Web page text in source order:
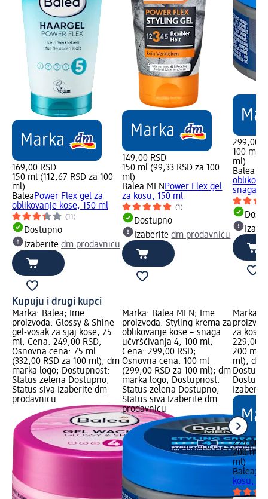
169,00 RSD
150 ml (112,67 RSD za 100
ml)
BaleaPower Flex gel za
oblikovanje kose, 150 ml
(11)
Dostupno
Izaberite dm prodavnicu
149,00 RSD
150 ml (99,33 RSD za 100
ml)
Balea MEN Power Flex gel
za kosu, 150 ml
(1)
Dostupno
Izaberitedm prodavnicu
299,00
100 ml
ml)
Balea
Kupuju i drugi kupci
Marka: Balea; Ime
proizvoda: Glossy & Shine
gel-vosak za sjaj kose, 75
ml; Cena: 249,00 RSD;
Osnovna cena: 75 ml
(332,00 RSD za 100 ml); dm
marka logo; Dostupnost:
Status zelena Dostupno,
Status siva Izaberite dm
prodavnicu
Marka: Balea MEN; Ime
proizvoda: Styling krema za
oblikovanje kose – snaga
učvršćivanja 4, 100 ml;
Cena: 299,00 RSD;
Osnovna cena: 100 ml
(299,00 RSD za 100 ml); dm
marka logo; Dostupnost:
Status zelena Dostupno,
Status siva Izaberite dm
prodavnicu
Marka:
za kosu,
229,00
200 ml
ml); dm
229,00
200 ml
ml)
Balea
kosu,